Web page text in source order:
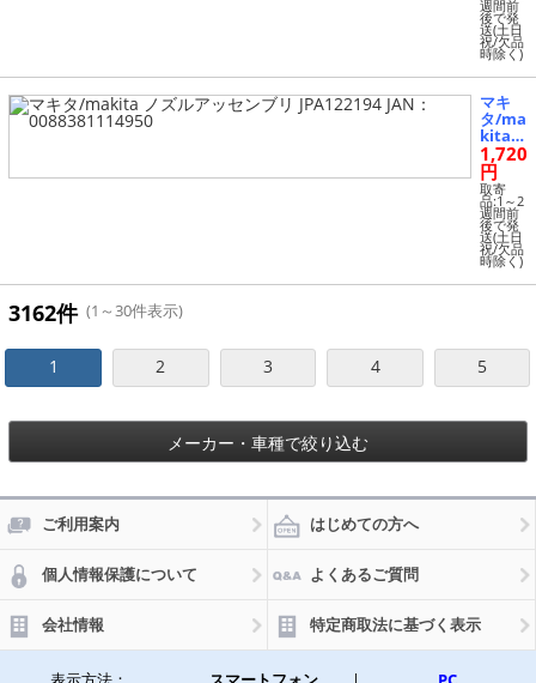
12306
0-6 JA
N：00
88381
10197
4
週間前
後で発
送(土日
祝/欠品
時除く)
マキ
タ/ma
kita
ノズル
アッセ
ンブリ
JPA12
2194 J
AN：0
08838
11149
50
1,720
円
取寄
品:1～2
週間前
後で発
送(土日
祝/欠品
時除く)
3162件 (1～30件表示)
1 2 3 4 5
メーカー・車種で絞り込む
ご利用案内 はじめての方へ
個人情報保護について よくあるご質問
会社情報 特定商取法に基づく表示